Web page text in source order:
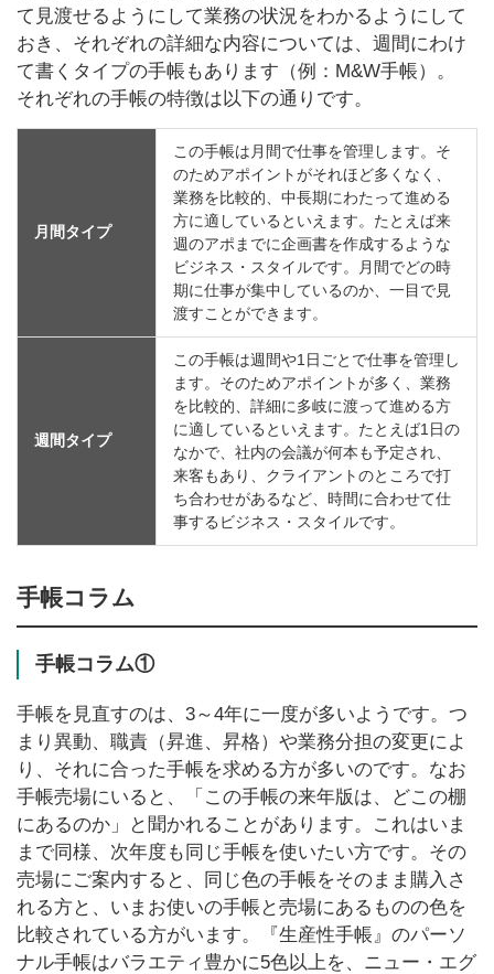
て見渡せるようにして業務の状況をわかるようにして
おき、それぞれの詳細な内容については、週間にわけ
て書くタイプの手帳もあります（例：M&W手帳）。
それぞれの手帳の特徴は以下の通りです。
月間タイプ
この手帳は月間で仕事を管理します。そ
のためアポイントがそれほど多くなく、
業務を比較的、中長期にわたって進める
方に適しているといえます。たとえば来
週のアポまでに企画書を作成するような
ビジネス・スタイルです。月間でどの時
期に仕事が集中しているのか、一目で見
渡すことができます。
週間タイプ
この手帳は週間や1日ごとで仕事を管理し
ます。そのためアポイントが多く、業務
を比較的、詳細に多岐に渡って進める方
に適しているといえます。たとえば1日の
なかで、社内の会議が何本も予定され、
来客もあり、クライアントのところで打
ち合わせがあるなど、時間に合わせて仕
事するビジネス・スタイルです。
手帳コラム
手帳コラム①
手帳を見直すのは、3～4年に一度が多いようです。つ
まり異動、職責（昇進、昇格）や業務分担の変更によ
り、それに合った手帳を求める方が多いのです。なお
手帳売場にいると、「この手帳の来年版は、どこの棚
にあるのか」と聞かれることがあります。これはいま
まで同様、次年度も同じ手帳を使いたい方です。その
売場にご案内すると、同じ色の手帳をそのまま購入さ
れる方と、いまお使いの手帳と売場にあるものの色を
比較されている方がいます。『生産性手帳』のパーソ
ナル手帳はバラエティ豊かに5色以上を、ニュー・エグ